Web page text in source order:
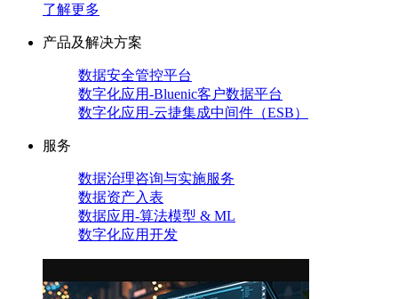
了解更多
产品及解决方案
数据安全管控平台
数字化应用-Bluenic客户数据平台
数字化应用-云捷集成中间件（ESB）
服务
数据治理咨询与实施服务
数据资产入表
数据应用-算法模型 & ML
数字化应用开发